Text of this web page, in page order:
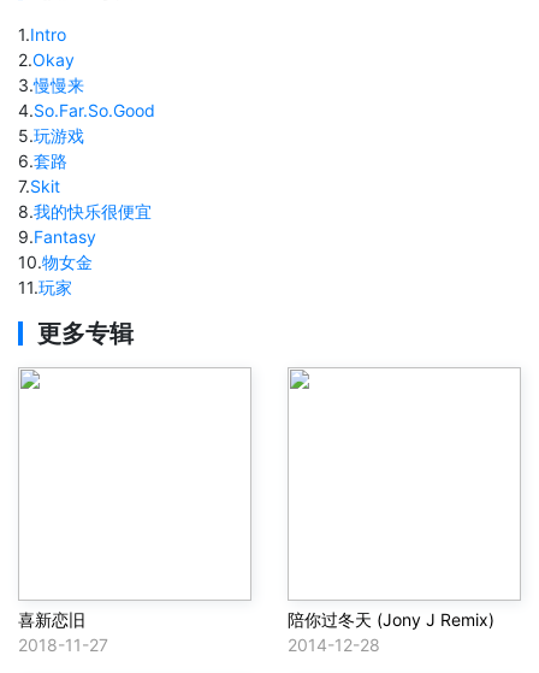
1.Intro
2.Okay
3.慢慢来
4.So.Far.So.Good
5.玩游戏
6.套路
7.Skit
8.我的快乐很便宜
9.Fantasy
10.物女金
11.玩家
更多专辑
喜新恋旧
2018-11-27
陪你过冬天 (Jony J Remix)
2014-12-28